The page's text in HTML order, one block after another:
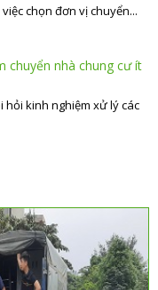
chọn đơn vị chuyển...
chuyển nhà chung cư ít
hỏi kinh nghiệm xử lý các